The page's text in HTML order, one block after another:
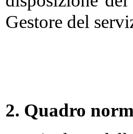
Gestore del
2. Quadro